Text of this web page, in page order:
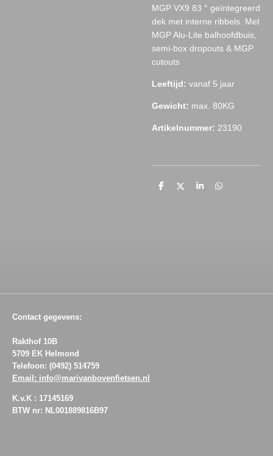
MGP VX9 83 ° geïntegreerd
dek met interne ribbels. Met
MGP Alu-Lite balhoofdbuis,
semi-box dropouts & MGP
cutouts
Leeftijd: vanaf 5 jaar
Gewicht: max. 80KG
Artikelnummer: 23190
D
D
S
D
Contact gegevens:
Rakthof 10B
5709 EK Helmond
Telefoon: (0492) 514759
Email: info@marivanbovenfietsen.nl
K.v.K : 17145169
BTW nr: NL001889816B97